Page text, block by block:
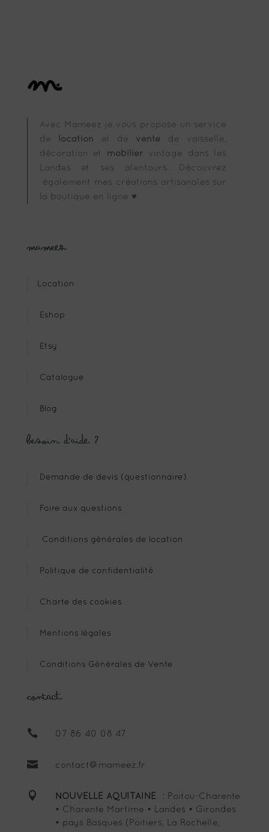
Avec Mameez je vous propose un service
de
location et de vente
de vaisselle,
décoration et mobilier vintage dans les
Landes et ses alentours. Découvrez
également mes créations artisanales sur
la boutique en ligne ♥
Mameez
Location
Eshop
Etsy
Catalogue
Blog
Besoin d’aide ?
Demande de devis (questionnaire)
Foire aux questions
Conditions générales de location
Politique de confidentialité
Charte des cookies
Mentions légales
Conditions Générales de Vente
Contact
 07 86 40 08 47
 contact@mameez.fr
 NOUVELLE AQUITAINE
: Poitou-Charente
• Charente Martime • Landes • Girondes
• pays Basques (Poitiers, La Rochelle,